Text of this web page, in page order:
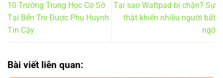
10 Trường Trung Học Cơ Sở
Tại Bến Tre Được Phụ Huynh
Tin Cậy
Tại sao Wattpad bị chặn? Sự
thật khiến nhiều người bất
ngờ
Bài viết liên quan: